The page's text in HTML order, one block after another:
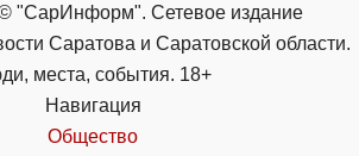
"СарИнформ". Сетевое издание
Саратова и Саратовской области.
места, события. 18+
Навигация
Общество